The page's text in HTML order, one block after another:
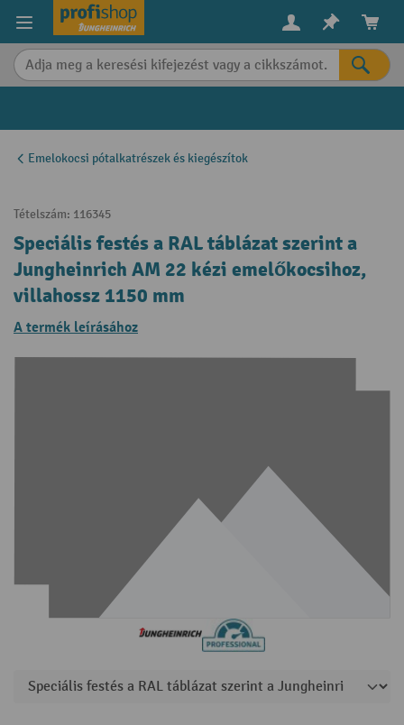
content
Emelokocsi pótalkatrészek és kiegészítok
Tételszám: 116345
Speciális festés a RAL táblázat szerint a
Jungheinrich AM 22 kézi emelőkocsihoz,
villahossz 1150 mm
A termék leírásához